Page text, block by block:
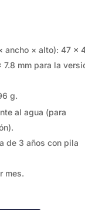
ancho × alto): 47 ×
mm para la
g.
al agua (para
de 3 años con pila
mes.